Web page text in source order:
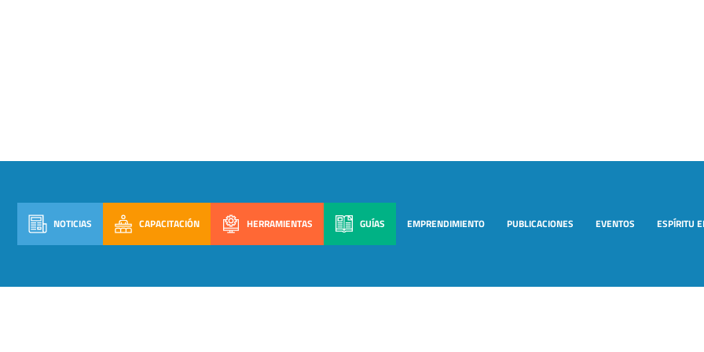
NOTICIAS CAPACITACIÓN HERRAMIENTAS GUÍAS EMPRENDIMIENTO PUBLICACIONES EVENTOS ESPÍRITU